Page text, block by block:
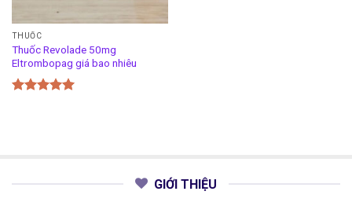
THUỐC
Thuốc Revolade 50mg
Eltrombopag giá bao nhiêu
GIỚI THIỆU